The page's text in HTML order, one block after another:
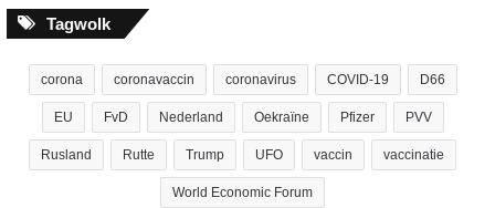
Tagwolk
corona coronavaccin coronavirus COVID-19 D66
EU FvD Nederland Oekraïne Pfizer PVV
Rusland Rutte Trump UFO vaccin vaccinatie
World Economic Forum